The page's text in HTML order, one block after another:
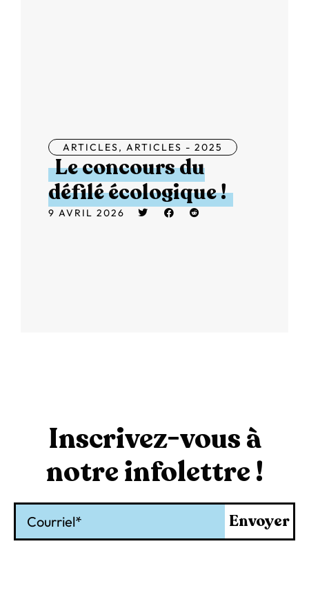
ARTICLES, ARTICLES - 2025
Le concours du
défilé écologique !
9 AVRIL 2026
Inscrivez-vous à
notre infolettre !
Envoyer